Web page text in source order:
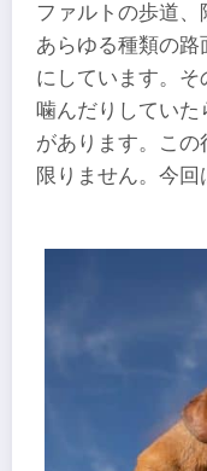
ファルトの歩道、
あらゆる種類の路
にしています。そ
噛んだりしてい
があります。こ
限りません。今回